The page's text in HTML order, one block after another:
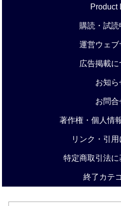
Product
購読・試読
運営ウェブ
広告掲載に
お知ら
お問合
著作権・個人情
リンク・引用
特定商取引法
終了カテ